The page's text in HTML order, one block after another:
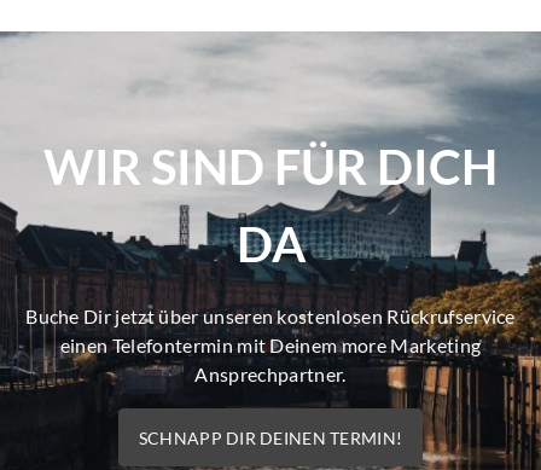
WIR SIND FÜR DICH
DA
Buche Dir jetzt über unseren kostenlosen Rückrufservice
einen Telefontermin mit Deinem more Marketing
Ansprechpartner.
SCHNAPP DIR DEINEN TERMIN!